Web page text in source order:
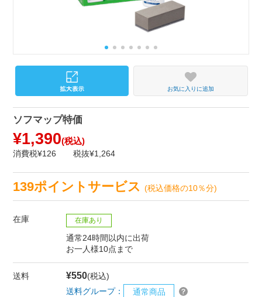
お気に入りに追加
ソフマップ特価
¥1,390(税込)
消費税¥126 税抜¥1,264
139ポイントサービス(税込価格の10％分)
在庫 在庫あり
通常24時間以内に出荷
お一人様10点まで
送料 ¥550(税込)
送料グループ：
通常商品